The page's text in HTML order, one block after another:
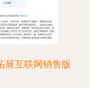
展互联网销售版